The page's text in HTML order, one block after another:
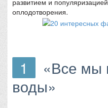
развитием и
оплодотворения.
1
«Все мы
воды»